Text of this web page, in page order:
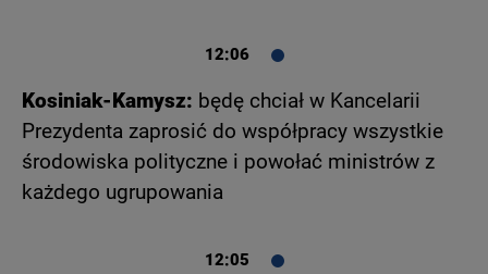
12:06
Kosiniak-Kamysz: będę chciał w Kancelarii
Prezydenta zaprosić do współpracy wszystkie
środowiska polityczne i powołać ministrów z
każdego ugrupowania
12:05